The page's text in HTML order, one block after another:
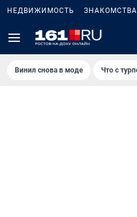
НЕДВИЖИМОСТЬ ЗНАКОМСТВА
Винил снова в моде Что с